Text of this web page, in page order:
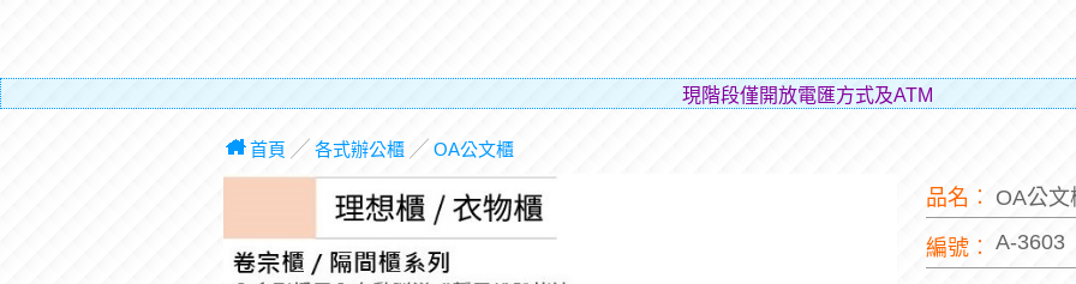
現階段僅開放電匯方式及ATM轉帳的方式進行購物，
首頁 ╱ 各式辦公櫃╱ OA公文櫃
品名︰ OA公
編號︰ A-3603